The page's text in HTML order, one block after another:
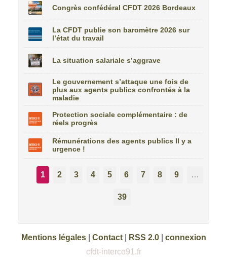
Congrès confédéral CFDT 2026 Bordeaux
La CFDT publie son baromètre 2026 sur
l’état du travail
La situation salariale s’aggrave
Le gouvernement s’attaque une fois de
plus aux agents publics confrontés à la
maladie
Protection sociale complémentaire : de
réels progrès
Rémunérations des agents publics Il y a
urgence !
1 2 3 4 5 6 7 8 9 …
39
Mentions légales| Contact| RSS 2.0| connexion
cfdt-interco91.fr